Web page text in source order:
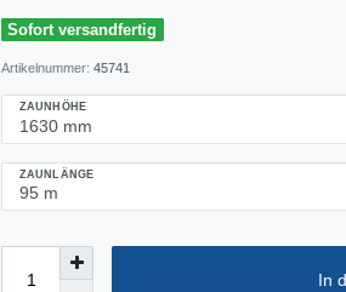
Sofort versandfertig
Artikelnummer: 45741
ZAUNHÖHE
ZAUNLÄNGE
In